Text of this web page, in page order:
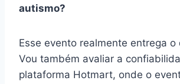
autismo?
Esse evento realmente entrega o
Vou também avaliar a
plataforma Hotmart, onde o